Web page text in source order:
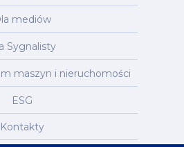
mediów
Sygnalisty
maszyn i nieruchomości
ESG
Kontakty